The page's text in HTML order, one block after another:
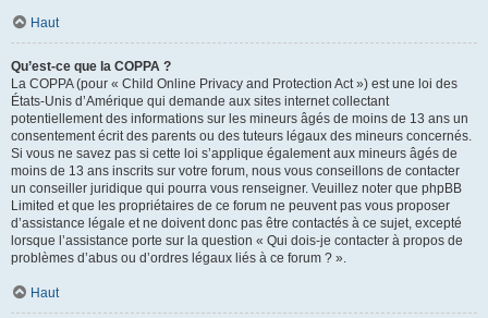
Haut
Qu’est-ce que la COPPA ?
La COPPA (pour « Child Online Privacy and Protection Act ») est une loi des
États-Unis d’Amérique qui demande aux sites internet collectant
potentiellement des informations sur les mineurs âgés de moins de 13 ans un
consentement écrit des parents ou des tuteurs légaux des mineurs concernés.
Si vous ne savez pas si cette loi s’applique également aux mineurs âgés de
moins de 13 ans inscrits sur votre forum, nous vous conseillons de contacter
un conseiller juridique qui pourra vous renseigner. Veuillez noter que phpBB
Limited et que les propriétaires de ce forum ne peuvent pas vous proposer
d’assistance légale et ne doivent donc pas être contactés à ce sujet, excepté
lorsque l’assistance porte sur la question « Qui dois-je contacter à propos de
problèmes d’abus ou d’ordres légaux liés à ce forum ? ».
Haut